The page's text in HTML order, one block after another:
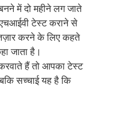
में दो महीने लग जाते
टेस्ट कराने से
करने के लिए कहते
जाता है।
हैं तो आपका टेस्ट
सच्चाई यह है कि